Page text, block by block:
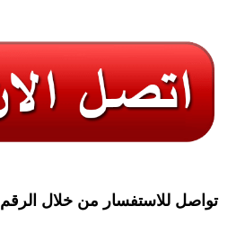
تواصل للاستفسار من خلال الرقم